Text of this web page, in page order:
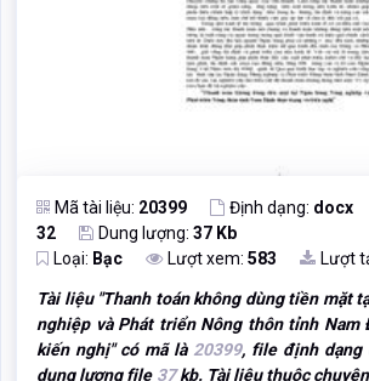
Mã tài liệu: 20399 Định dạng: docx
32
Dung lượng: 37 Kb
Loại: Bạc Lượt xem: 583 Lượt
Tài liệu "Thanh toán không dùng tiền mặt
nghiệp và Phát triển Nông thôn tỉnh Nam
kiến nghị" có mã là 20399, file định dạng
dung lượng file 37kb. Tài liệu thuộc